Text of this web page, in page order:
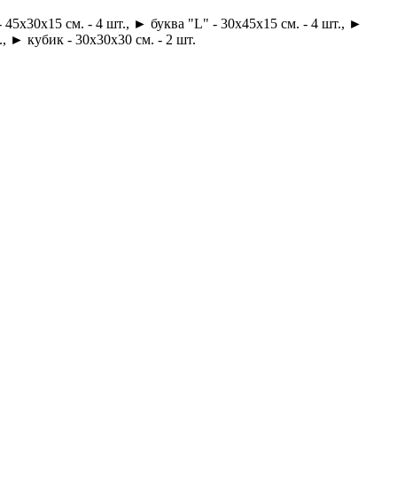
см. - 4 шт., ► буква "L" - 30х45х15 см. - 4 шт., ►
► кубик - 30х30х30 см. - 2 шт.